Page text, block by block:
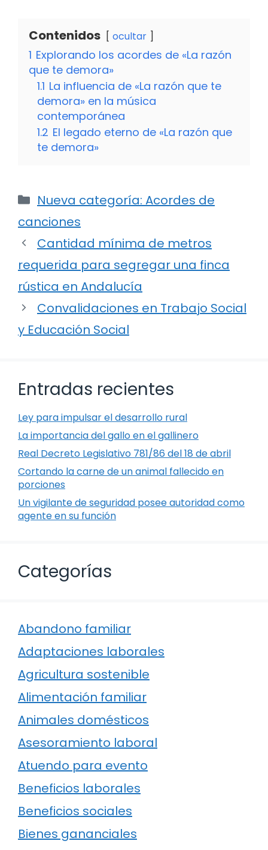
Contenidos ocultar
1 Explorando los acordes de «La razón
que te demora»
1.1 La influencia de «La razón que te
demora» en la música
contemporánea
1.2 El legado eterno de «La razón que
te demora»
Categorías
Nueva categoría: Acordes de
canciones
Cantidad mínima de metros
requerida para segregar una finca
rústica en Andalucía
Convalidaciones en Trabajo Social
y Educación Social
Entradas recientes
Ley para impulsar el desarrollo rural
La importancia del gallo en el gallinero
Real Decreto Legislativo 781/86 del 18 de abril
Cortando la carne de un animal fallecido en
porciones
Un vigilante de seguridad posee autoridad como
agente en su función
Categorías
Abandono familiar
Adaptaciones laborales
Agricultura sostenible
Alimentación familiar
Animales domésticos
Asesoramiento laboral
Atuendo para evento
Beneficios laborales
Beneficios sociales
Bienes gananciales